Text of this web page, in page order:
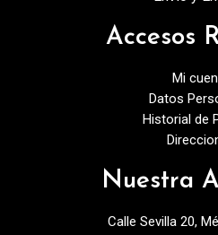
Accesos
Mi
Datos
Historial de
Nuestra
Calle Sevilla 20,